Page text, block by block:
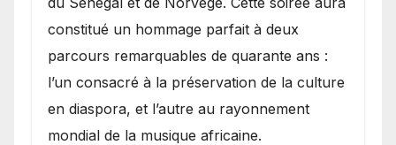
constitué un hommage parfait à deux
parcours remarquables de quarante ans :
l’un consacré à la préservation de la culture
en diaspora, et l’autre au rayonnement
mondial de la musique africaine.